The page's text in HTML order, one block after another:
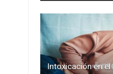
Intoxicación en el